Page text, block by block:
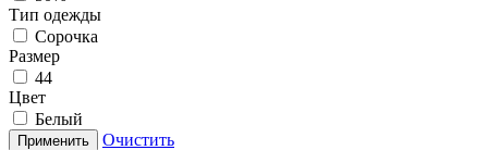
Тип одежды
Сорочка
Размер
44
Цвет
Белый
Применить
Очистить